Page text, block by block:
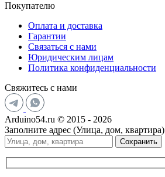
Покупателю
Оплата и доставка
Гарантии
Связаться с нами
Юридическим лицам
Политика конфиденциальности
Свяжитесь с нами
Arduino54.ru © 2015 - 2026
Заполните адрес (Улица, дом, квартира)
Сохранить